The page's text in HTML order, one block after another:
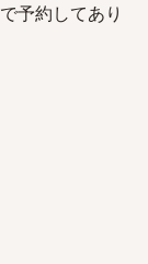
予約してあり